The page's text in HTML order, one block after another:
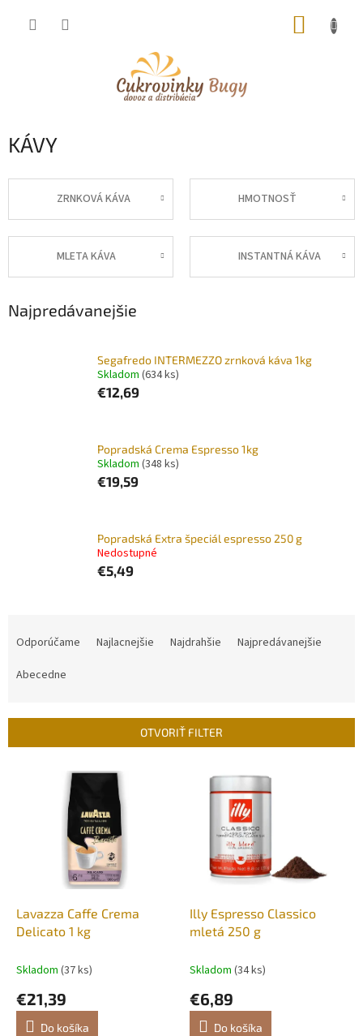
KÁVY
ZRNKOVÁ KÁVA HMOTNOSŤ
MLETA KÁVA INSTANTNÁ KÁVA
Najpredávanejšie
Segafredo INTERMEZZO zrnková káva 1kg
Skladom (634 ks)
€12,69
Popradská Crema Espresso 1kg
Skladom (348 ks)
€19,59
Popradská Extra špeciál espresso 250 g
Nedostupné
€5,49
p
Odporúčame Najlacnejšie Najdrahšie
Najpredávanejšie
Abecedne
OTVORIŤ FILTER
Lavazza Caffe Crema
Delicato 1 kg
Skladom (37 ks)
€21,39
Do košíka
Illy Espresso Classico
mletá 250 g
Skladom (34 ks)
€6,89
Do košíka